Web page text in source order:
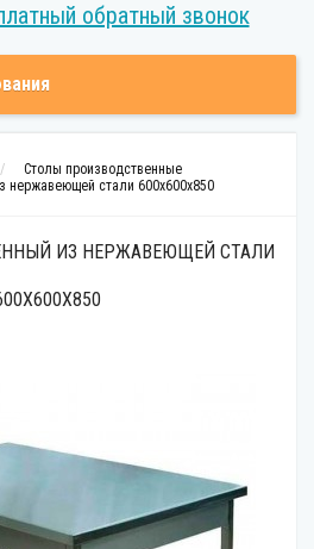
обратный звонок
Столы производственные
нержавеющей стали 600х600х850
ИЗ НЕРЖАВЕЮЩЕЙ СТАЛИ